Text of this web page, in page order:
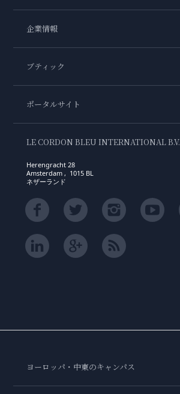
企業情報
ブティック
ポータルサイト
LE CORDON BLEU INTERNATIONAL B.V.
Herengracht 28
Amsterdam , 1015 BL
ネザーランド
ヨーロッパ・中東のキャンパス